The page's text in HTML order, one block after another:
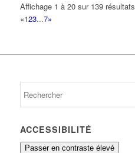
Affichage 1 à 20 sur 139 résultats
«123...7»
ACCESSIBILITÉ
Passer en contraste élevé